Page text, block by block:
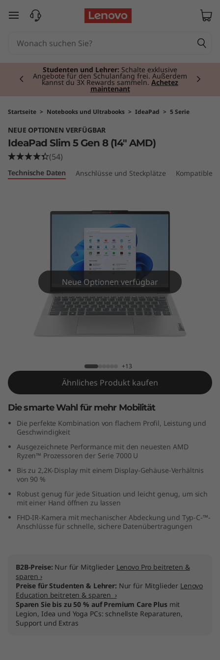
a
d
S
4
M
D
zum Hauptinhalt springen
Studenten und Lehrer: Schalte exklusive
Angebote für den Schulanfang frei. Außerdem
kannst du 3X Rewards sammeln. Achetez
maintenant
Currently displaying item 2 of 3
Startseite > Notebooks und Ultrabooks > IdeaPad > 5 Serie
NEUE OPTIONEN VERFÜGBAR
IdeaPad Slim 5 Gen 8 (14" AMD)
(54)
Technische Daten Anschlüsse und Steckplätze Kompatibles
Neue Optionen verfügbar
+13
Ähnliches Produkt kaufen
Die smarte Wahl für mehr Mobilität
Die perfekte Kombination von flachem Profil, Leistung und
Geschwindigkeit
Ausgezeichnete Performance mit den neuesten AMD
Ryzen™ Prozessoren der Serie 7000 U
Bis zu 2,2K-Display mit einem Display-Gehäuse-Verhältnis
von 90 %
Robust genug für jede Situation und leicht genug, um sich
mit einer Hand öffnen zu lassen
FHD-IR-Kamera mit mechanischer Abdeckung und Typ-C-™-
Anschlüsse für schnelle, sichere Datenübertragungen
B2B-Preise: Nur für Mitglieder Lenovo Pro beitreten &
sparen ›
Preise für Studenten & Lehrer: Nur für Mitglieder Lenovo
Education beitreten & sparen ›
Sparen Sie bis zu 50 % auf Premium Care Plusmit
Legion, Idea und Yoga PCs: schnellste Reparaturen,
Support und Extras